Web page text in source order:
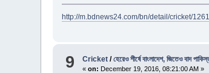
http://m.bdnews24.com/bn/detail/cricket/
9 Cricket /হেরেও শীর্ষে বাংলাদেশ, জিতেও বাদ
«on: December 19, 2016, 08:21:00 AM »